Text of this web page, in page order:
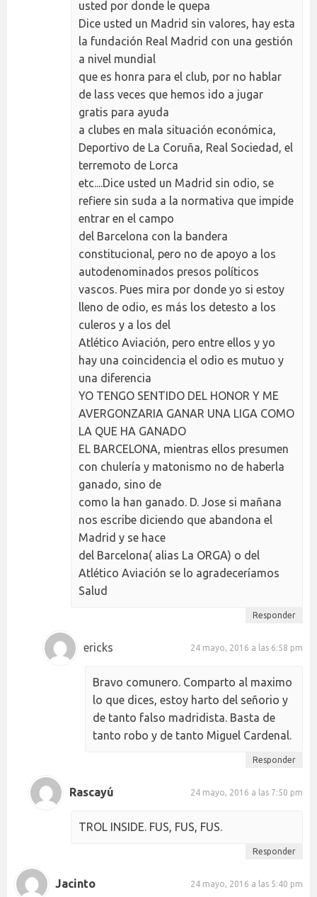
usted por donde le quepa
Dice usted un Madrid sin valores, hay esta
la fundación Real Madrid con una gestión
a nivel mundial
que es honra para el club, por no hablar
de lass veces que hemos ido a jugar
gratis para ayuda
a clubes en mala situación económica,
Deportivo de La Coruña, Real Sociedad, el
terremoto de Lorca
etc....Dice usted un Madrid sin odio, se
refiere sin suda a la normativa que impide
entrar en el campo
del Barcelona con la bandera
constitucional, pero no de apoyo a los
autodenominados presos políticos
vascos. Pues mira por donde yo si estoy
lleno de odio, es más los detesto a los
culeros y a los del
Atlético Aviación, pero entre ellos y yo
hay una coincidencia el odio es mutuo y
una diferencia
YO TENGO SENTIDO DEL HONOR Y ME
AVERGONZARIA GANAR UNA LIGA COMO
LA QUE HA GANADO
EL BARCELONA, mientras ellos presumen
con chulería y matonismo no de haberla
ganado, sino de
como la han ganado. D. Jose si mañana
nos escribe diciendo que abandona el
Madrid y se hace
del Barcelona( alias La ORGA) o del
Atlético Aviación se lo agradeceríamos
Salud
Responder
ericks 24 mayo, 2016 a las 6:58 pm
Bravo comunero. Comparto al maximo
lo que dices, estoy harto del señorio y
de tanto falso madridista. Basta de
tanto robo y de tanto Miguel Cardenal.
Responder
Rascayú 24 mayo, 2016 a las 7:50 pm
TROL INSIDE. FUS, FUS, FUS.
Responder
Jacinto 24 mayo, 2016 a las 5:40 pm